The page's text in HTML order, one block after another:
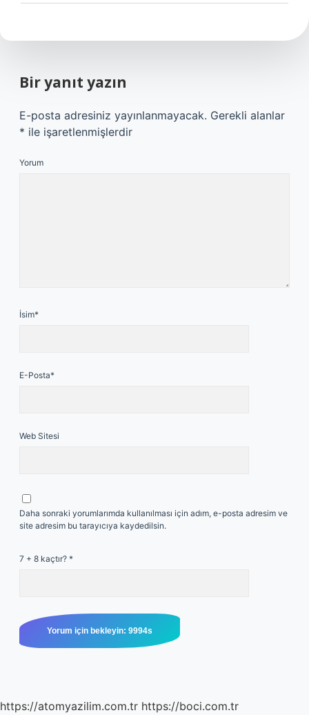
Bir yanıt yazın
E-posta adresiniz yayınlanmayacak. Gerekli alanlar
* ile işaretlenmişlerdir
Yorum
İsim*
E-Posta*
Web Sitesi
Daha sonraki yorumlarımda kullanılması için adım, e-posta adresim ve
site adresim bu tarayıcıya kaydedilsin.
7 + 8 kaçtır? *
https://atomyazilim.com.tr https://boci.com.tr